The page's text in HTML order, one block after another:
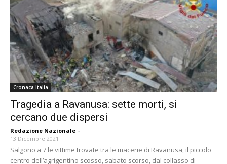
Cronaca Italia
Tragedia a Ravanusa: sette morti, si
cercano due dispersi
Redazione Nazionale -
13 Dicembre 2021
Salgono a 7 le vittime trovate tra le macerie di Ravanusa, il piccolo
centro dell’agrigentino scosso, sabato scorso, dal collasso di